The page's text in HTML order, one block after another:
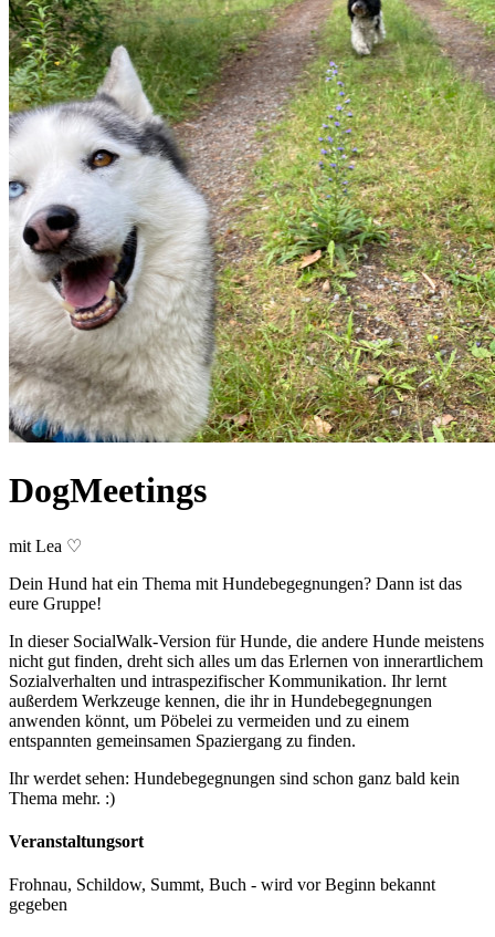
DogMeetings
mit Lea ♡
Dein Hund hat ein Thema mit Hundebegegnungen? Dann ist das
eure Gruppe!
In dieser SocialWalk-Version für Hunde, die andere Hunde meistens
nicht gut finden, dreht sich alles um das Erlernen von innerartlichem
Sozialverhalten und intraspezifischer Kommunikation. Ihr lernt
außerdem Werkzeuge kennen, die ihr in Hundebegegnungen
anwenden könnt, um Pöbelei zu vermeiden und zu einem
entspannten gemeinsamen Spaziergang zu finden.
Ihr werdet sehen: Hundebegegnungen sind schon ganz bald kein
Thema mehr. :)
Veranstaltungsort
Frohnau, Schildow, Summt, Buch - wird vor Beginn bekannt
gegeben